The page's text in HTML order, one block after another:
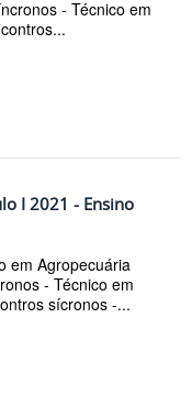
- Técnico em
I 2021 - Ensino
em Agropecuária
- Técnico em
sícronos -...